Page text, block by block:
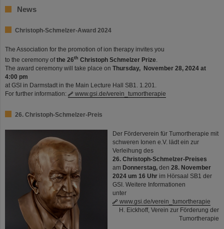
News
Christoph-Schmelzer-Award 2024
The Association for the promotion of ion therapy invites you
to the ceremony ofthe 26th Christoph Schmelzer Prize.
The award ceremony will take place on Thursday, November 28, 2024 at
4:00 pm
at GSI in Darmstadt in the Main Lecture Hall SB1. 1.201.
For further information:
www.gsi.de/verein_tumortherapie
26. Christoph-Schmelzer-Preis
Der Förderverein für Tumortherapie mit
schweren Ionen e.V. lädt ein zur
Verleihung des
26. Christoph-Schmelzer-Preises
am Donnerstag,den 28. November
2024 um 16 Uhr im Hörsaal SB1 der
GSI. Weitere Informationen
unter
www.gsi.de/verein_tumortherapie
H. Eickhoff, Verein zur Förderung der
Tumortherapie